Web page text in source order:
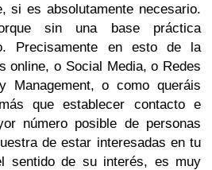
si es absolutamente necesario.
sin una base práctica
Precisamente en esto de la
online, o Social Media, o Redes
Management, o como queráis
que establecer contacto e
número posible de personas
de estar interesadas en tu
de su interés, es muy